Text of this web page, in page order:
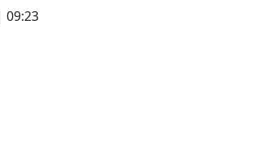
09:23